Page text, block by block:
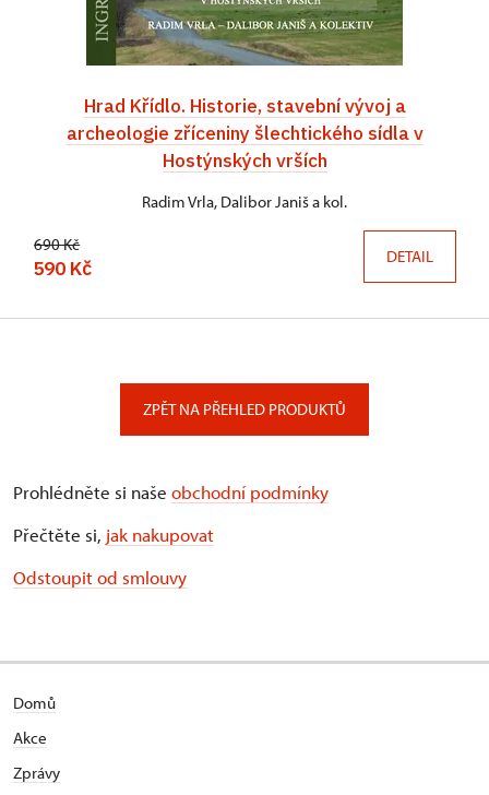
Hrad Křídlo. Historie, stavební vývoj a
archeologie zříceniny šlechtického sídla v
Hostýnských vrších
Radim Vrla, Dalibor Janiš a kol.
690 Kč
590 Kč DETAIL
ZPĚT NA PŘEHLED PRODUKTŮ
Prohlédněte si naše obchodní podmínky
Přečtěte si, jak nakupovat
Odstoupit od smlouvy
Domů
Akce
Zprávy